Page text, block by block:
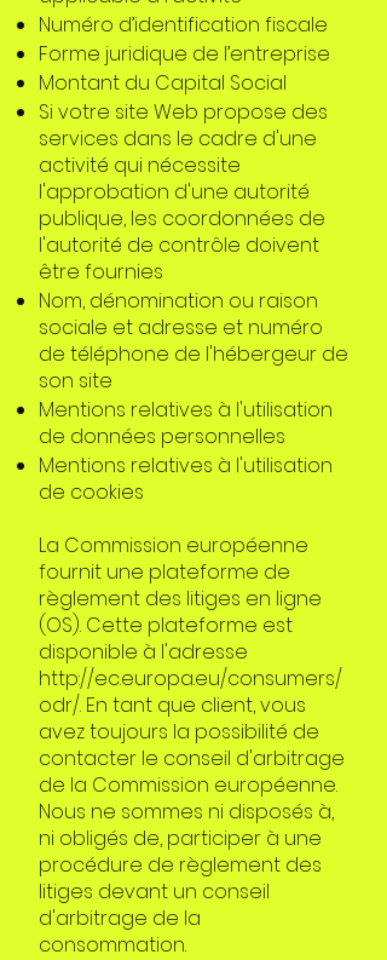
Numéro d’identification fiscale
Forme juridique de l’entreprise
Montant du Capital Social
Si votre site Web propose des
services dans le cadre d'une
activité qui nécessite
l'approbation d'une autorité
publique, les coordonnées de
l'autorité de contrôle doivent
être fournies
Nom, dénomination ou raison
sociale et adresse et numéro
de téléphone de l'hébergeur de
son site
Mentions relatives à l'utilisation
de données personnelles
Mentions relatives à l'utilisation
de cookies
La Commission européenne
fournit une plateforme de
règlement des litiges en ligne
(OS). Cette plateforme est
disponible à l'adresse
http://ec.europa.eu/consumers/
odr/. En tant que client, vous
avez toujours la possibilité de
contacter le conseil d'arbitrage
de la Commission européenne.
Nous ne sommes ni disposés à,
ni obligés de, participer à une
procédure de règlement des
litiges devant un conseil
d'arbitrage de la
consommation.